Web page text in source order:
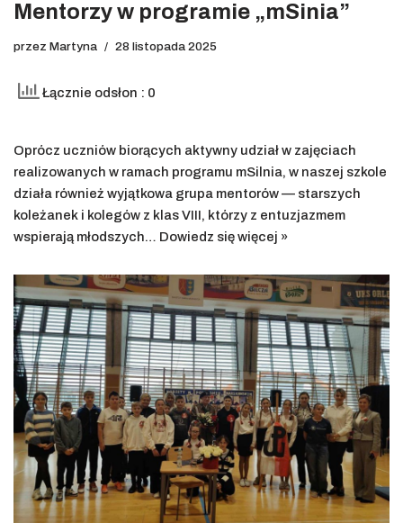
Mentorzy w programie „mSinia”
przez Martyna 28 listopada 2025
Łącznie odsłon : 0
Oprócz uczniów biorących aktywny udział w zajęciach
realizowanych w ramach programu mSilnia, w naszej szkole
działa również wyjątkowa grupa mentorów — starszych
koleżanek i kolegów z klas VIII, którzy z entuzjazmem
wspierają młodszych… Dowiedz się więcej »